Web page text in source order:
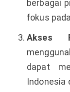
berbagai
fokus
Akses
dapat
Indonesia